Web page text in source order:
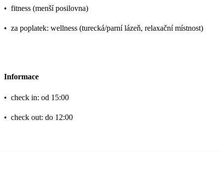
• fitness (menší posilovna)
• za poplatek: wellness (turecká/parní lázeň, relaxační místnost)
Informace
• check in: od 15:00
• check out: do 12:00